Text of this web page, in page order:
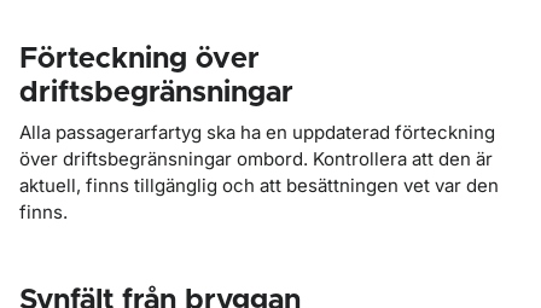
Förteckning över
driftsbegränsningar
Alla passagerarfartyg ska ha en uppdaterad förteckning
över driftsbegränsningar ombord. Kontrollera att den är
aktuell, finns tillgänglig och att besättningen vet var den
finns.
Synfält från bryggan